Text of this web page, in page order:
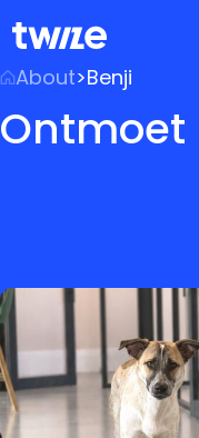
About>Benji
Ontmoet